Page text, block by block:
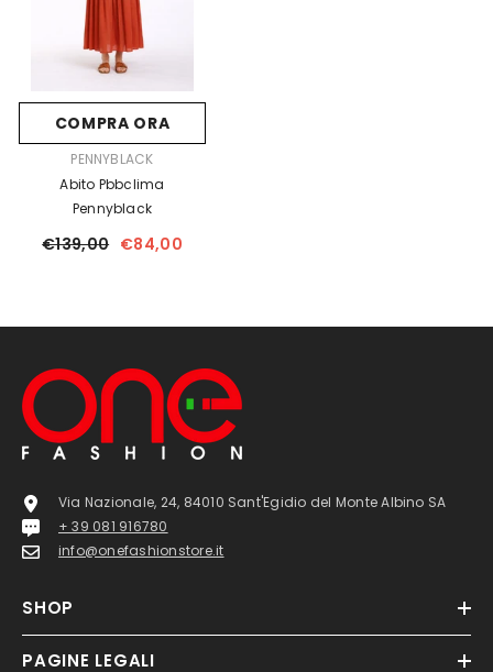
COMPRA ORA
FORNITORE:PENNYBLACK
Abito Pbbclima
Pennyblack
€139,00 €84,00
Via Nazionale, 24, 84010 Sant'Egidio del Monte Albino SA
+ 39 081 916780
info@onefashionstore.it
SHOP
PAGINE LEGALI